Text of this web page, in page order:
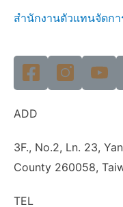
สำนักงานตัวแทนจัดกา
ADD
3F., No.2, Ln. 23,
County 260058,
TEL